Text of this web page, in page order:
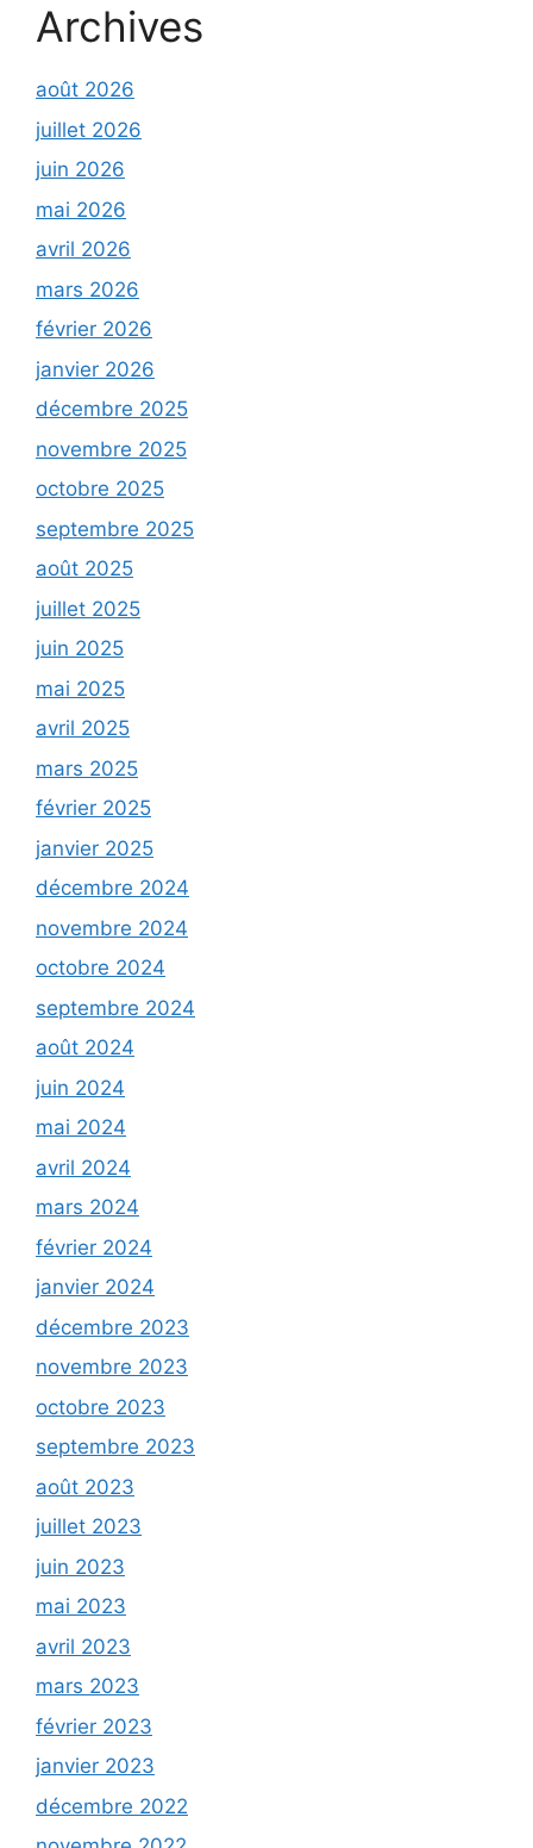
Archives
août 2026
juillet 2026
juin 2026
mai 2026
avril 2026
mars 2026
février 2026
janvier 2026
décembre 2025
novembre 2025
octobre 2025
septembre 2025
août 2025
juillet 2025
juin 2025
mai 2025
avril 2025
mars 2025
février 2025
janvier 2025
décembre 2024
novembre 2024
octobre 2024
septembre 2024
août 2024
juin 2024
mai 2024
avril 2024
mars 2024
février 2024
janvier 2024
décembre 2023
novembre 2023
octobre 2023
septembre 2023
août 2023
juillet 2023
juin 2023
mai 2023
avril 2023
mars 2023
février 2023
janvier 2023
décembre 2022